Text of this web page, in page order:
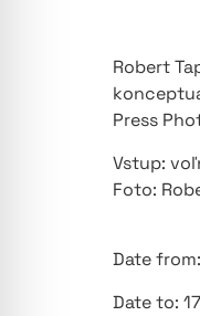
Robert
Press
Vstup:
Foto:
Date
Date to: